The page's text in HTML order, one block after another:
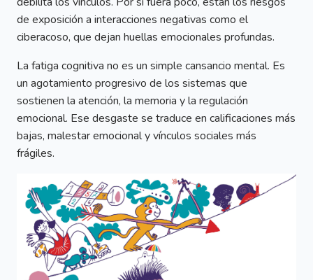
de exposición a interacciones negativas como el
ciberacoso, que dejan huellas emocionales profundas.
La fatiga cognitiva no es un simple cansancio mental. Es
un agotamiento progresivo de los sistemas que
sostienen la atención, la memoria y la regulación
emocional. Ese desgaste se traduce en calificaciones más
bajas, malestar emocional y vínculos sociales más
frágiles.